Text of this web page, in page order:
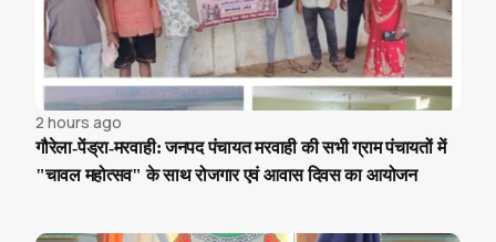
2 hours ago
गौरेला-पेंड्रा-मरवाही: जनपद पंचायत मरवाही की सभी ग्राम पंचायतों में
"चावल महोत्सव" के साथ रोजगार एवं आवास दिवस का आयोजन